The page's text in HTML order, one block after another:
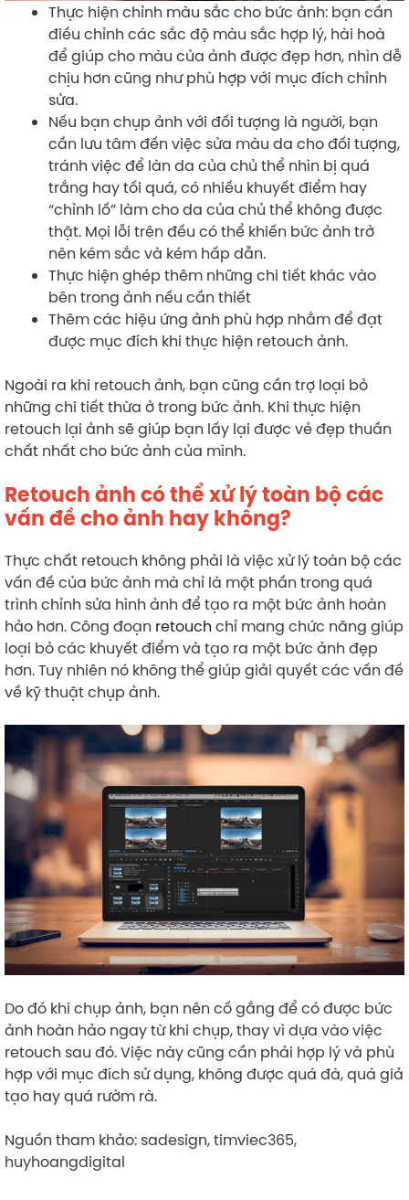
Thực hiện chỉnh màu sắc cho bức ảnh: bạn cần
điều chỉnh các sắc độ màu sắc hợp lý, hài hoà
để giúp cho màu của ảnh được đẹp hơn, nhìn dễ
chịu hơn cũng như phù hợp với mục đích chỉnh
sửa.
Nếu bạn chụp ảnh với đối tượng là người, bạn
cần lưu tâm đến việc sửa màu da cho đối tượng,
tránh việc để làn da của chủ thể nhìn bị quá
trắng hay tối quá, có nhiều khuyết điểm hay
“chỉnh lố” làm cho da của chủ thể không được
thật. Mọi lỗi trên đều có thể khiến bức ảnh trở
nên kém sắc và kém hấp dẫn.
Thực hiện ghép thêm những chi tiết khác vào
bên trong ảnh nếu cần thiết
Thêm các hiệu ứng ảnh phù hợp nhằm để đạt
được mục đích khi thực hiện retouch ảnh.
Ngoài ra khi retouch ảnh, bạn cũng cần trợ loại bỏ
những chi tiết thừa ở trong bức ảnh. Khi thực hiện
retouch lại ảnh sẽ giúp bạn lấy lại được vẻ đẹp thuần
chất nhất cho bức ảnh của mình.
Retouch ảnh có thể xử lý toàn bộ các
vấn đề cho ảnh hay không?
Thực chất retouch không phải là việc xử lý toàn bộ các
vấn đề của bức ảnh mà chỉ là một phần trong quá
trình chỉnh sửa hình ảnh để tạo ra một bức ảnh hoàn
hảo hơn. Công đoạn retouch chỉ mang chức năng giúp
loại bỏ các khuyết điểm và tạo ra một bức ảnh đẹp
hơn. Tuy nhiên nó không thể giúp giải quyết các vấn đề
về kỹ thuật chụp ảnh.
Do đó khi chụp ảnh, bạn nên cố gắng để có được bức
ảnh hoàn hảo ngay từ khi chụp, thay vì dựa vào việc
retouch sau đó. Việc này cũng cần phải hợp lý và phù
hợp với mục đích sử dụng, không được quá đà, quá giả
tạo hay quá rườm rà.
Nguồn tham khảo: sadesign, timviec365,
huyhoangdigital